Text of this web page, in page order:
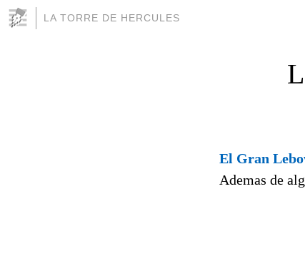
LA TORRE DE HERCULES
El Gran
Ademas de